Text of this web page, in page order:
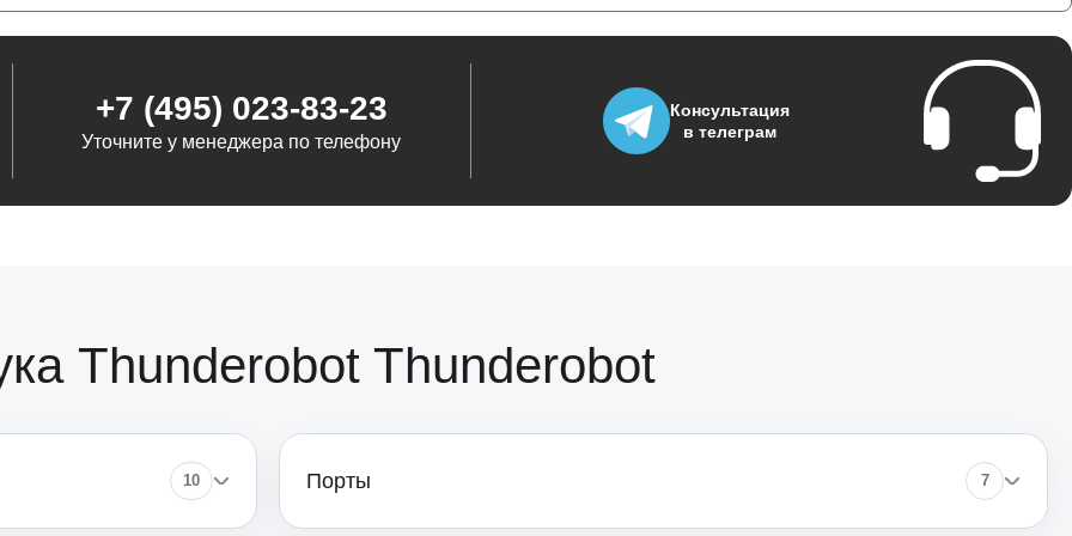
от 60 3700
от 110 1170
от 50
+7 (495) 023-83-23
Уточните у менеджера по телефону
Консультация
в телеграм
Thunderobot Thunderobot
10 Порты 7